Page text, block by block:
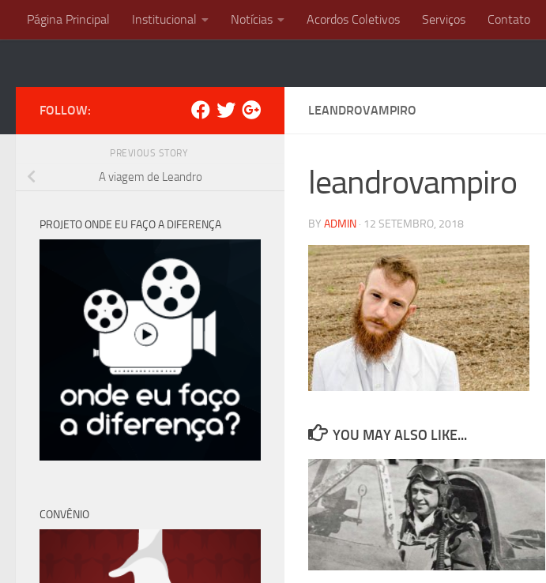
Skip to content
Página Principal Institucional Notícias Acordos Coletivos Serviços Contato
LEANDROVAMPIRO
leandrovampiro
BY ADMIN · 12 SETEMBRO, 2018
YOU MAY ALSO LIKE...
FOLLOW:
PREVIOUS STORY
A viagem de Leandro
PROJETO ONDE EU FAÇO A DIFERENÇA
CONVÊNIO